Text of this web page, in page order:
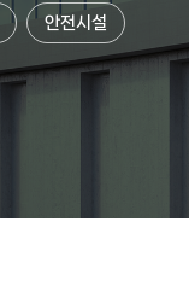
안전시설